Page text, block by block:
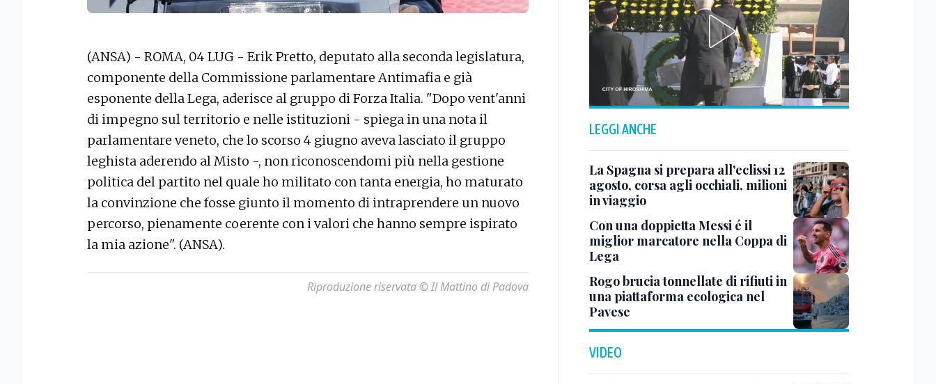
(ANSA) - ROMA, 04 LUG - Erik Pretto, deputato alla seconda legislatura,
componente della Commissione parlamentare Antimafia e già
esponente della Lega, aderisce al gruppo di Forza Italia. "Dopo vent'anni
di impegno sul territorio e nelle istituzioni - spiega in una nota il
parlamentare veneto, che lo scorso 4 giugno aveva lasciato il gruppo
leghista aderendo al Misto -, non riconoscendomi più nella gestione
politica del partito nel quale ho militato con tanta energia, ho maturato
la convinzione che fosse giunto il momento di intraprendere un nuovo
percorso, pienamente coerente con i valori che hanno sempre ispirato
la mia azione". (ANSA).
Riproduzione riservata © Il Mattino di Padova
LEGGI ANCHE
La Spagna si prepara all'eclissi 12
agosto, corsa agli occhiali, milioni
in viaggio
Con una doppietta Messi é il
miglior marcatore nella Coppa di
Lega
Rogo brucia tonnellate di rifiuti in
una piattaforma ecologica nel
Pavese
VIDEO